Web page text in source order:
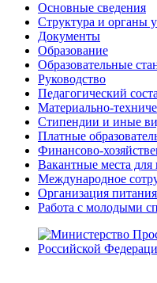
Основные сведения
Структура и органы
Документы
Образование
Образовательные
Руководство
Педагогический
Материально-
Стипендии и иные
Платные
Финансово-
Вакантные места для
Международное
Организация
Работа с молодыми